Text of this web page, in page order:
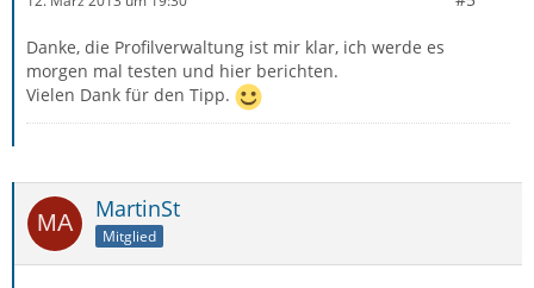
Danke, die Profilverwaltung ist mir klar, ich werde es
morgen mal testen und hier berichten.
Vielen Dank für den Tipp.
MartinSt
Mitglied